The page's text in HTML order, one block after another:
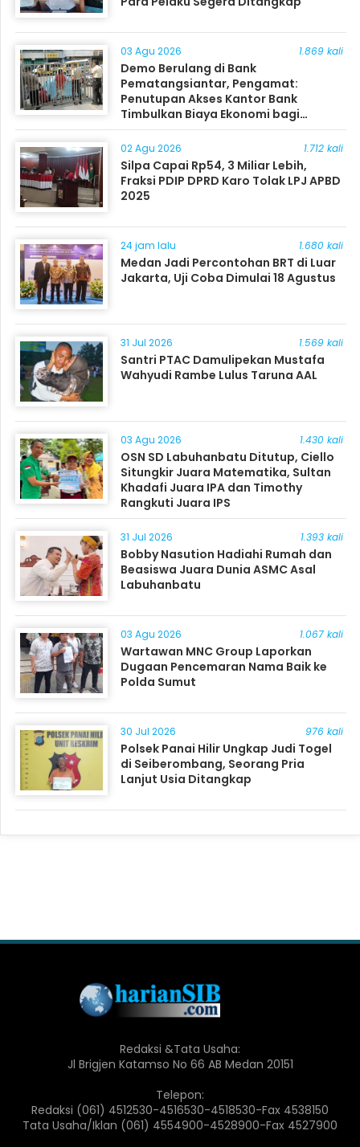
03 Agu 2026 1.869 kali
Demo Berulang di Bank
Pematangsiantar, Pengamat:
Penutupan Akses Kantor Bank
Timbulkan Biaya Ekonomi bagi
Masyarakat
02 Agu 2026 1.712 kali
Silpa Capai Rp54, 3 Miliar Lebih,
Fraksi PDIP DPRD Karo Tolak LPJ APBD
2025
24 jam lalu 1.680 kali
Medan Jadi Percontohan BRT di Luar
Jakarta, Uji Coba Dimulai 18 Agustus
31 Jul 2026 1.569 kali
Santri PTAC Damulipekan Mustafa
Wahyudi Rambe Lulus Taruna AAL
03 Agu 2026 1.430 kali
OSN SD Labuhanbatu Ditutup, Ciello
Situngkir Juara Matematika, Sultan
Khadafi Juara IPA dan Timothy
Rangkuti Juara IPS
31 Jul 2026 1.393 kali
Bobby Nasution Hadiahi Rumah dan
Beasiswa Juara Dunia ASMC Asal
Labuhanbatu
03 Agu 2026 1.067 kali
Wartawan MNC Group Laporkan
Dugaan Pencemaran Nama Baik ke
Polda Sumut
30 Jul 2026 976 kali
Polsek Panai Hilir Ungkap Judi Togel
di Seiberombang, Seorang Pria
Lanjut Usia Ditangkap
Redaksi &Tata Usaha:
Jl Brigjen Katamso No 66 AB Medan 20151
Telepon:
Redaksi (061) 4512530-4516530-4518530-Fax 4538150
Tata Usaha/Iklan (061) 4554900-4528900-Fax 4527900